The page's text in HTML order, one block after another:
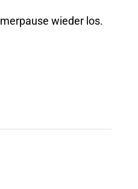
wieder los.